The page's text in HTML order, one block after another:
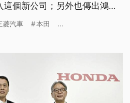
這個新公司；另外也傳出鴻海
汽車集團，有助於抗衡中國比
菱汽車 本田 ...